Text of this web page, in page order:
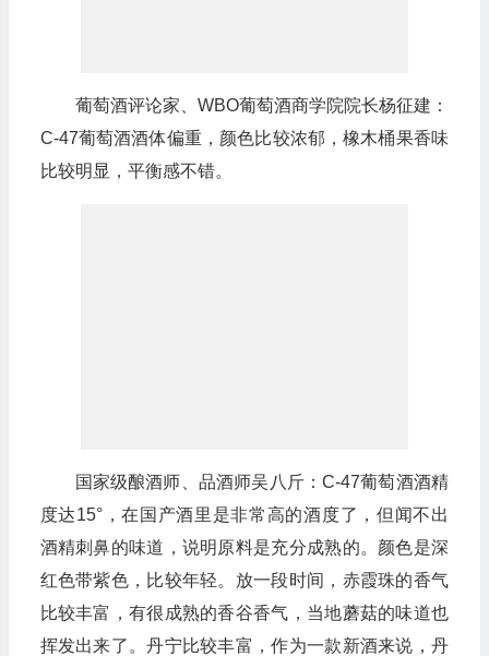
葡萄酒评论家、WBO葡萄酒商学院院长杨征建：
C-47葡萄酒酒体偏重，颜色比较浓郁，橡木桶果香味
比较明显，平衡感不错。
国家级酿酒师、品酒师吴八斤：C-47葡萄酒酒精
度达15°，在国产酒里是非常高的酒度了，但闻不出
酒精刺鼻的味道，说明原料是充分成熟的。颜色是深
红色带紫色，比较年轻。放一段时间，赤霞珠的香气
比较丰富，有很成熟的香谷香气，当地蘑菇的味道也
挥发出来了。丹宁比较丰富，作为一款新酒来说，丹